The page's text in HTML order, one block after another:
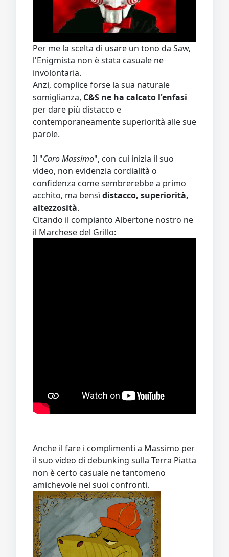
Per me la scelta di usare un tono da Saw,
l'Enigmista non è stata casuale ne
involontaria.
Anzi, complice forse la sua naturale
somiglianza, C&S ne ha calcato l'enfasi
per dare più distacco e
contemporaneamente superiorità alle sue
parole.
Il "Caro Massimo", con cui inizia il suo
video, non evidenzia cordialità o
confidenza come sembrerebbe a primo
acchito, ma bensì distacco, superiorità,
altezzosità.
Citando il compianto Albertone nostro ne
il Marchese del Grillo:
Anche il fare i complimenti a Massimo per
il suo video di debunking sulla Terra Piatta
non è certo casuale ne tantomeno
amichevole nei suoi confronti.